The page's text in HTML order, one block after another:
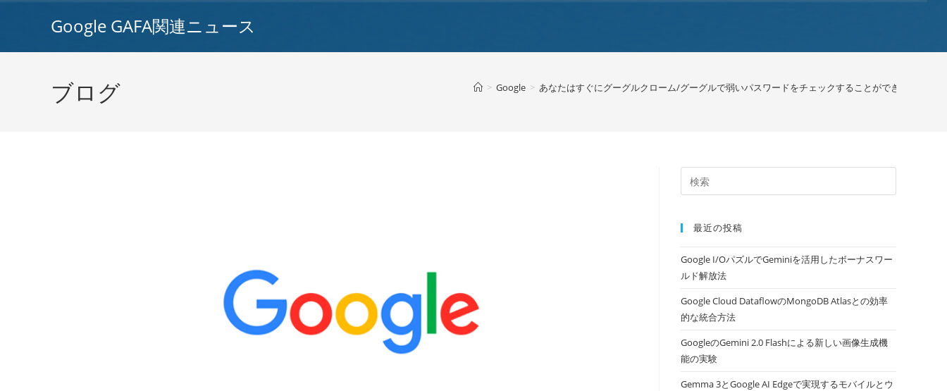
Google GAFA関連ニュース
ブログ > Google > あなたはすぐにグーグルクローム/グーグルで弱いパスワードをチェックすることができます
最近の投稿
Google I/OパズルでGeminiを活用したボーナスワー
ルド解放法
Google Cloud DataflowのMongoDB Atlasとの効率
的な統合方法
GoogleのGemini 2.0 Flashによる新しい画像生成機
能の実験
Gemma 3とGoogle AI Edgeで実現するモバイルとウ